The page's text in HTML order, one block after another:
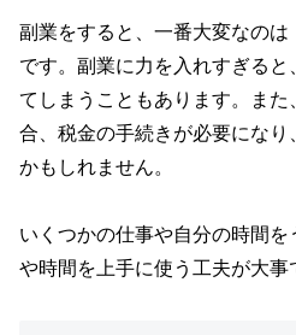
副業をすると、一番大変なのは
です。副業に力を入れすぎる
てしまうこともあります。ま
合、税金の手続きが必要にな
かもしれません。
いくつかの仕事や自分の時間
や時間を上手に使う工夫が大事